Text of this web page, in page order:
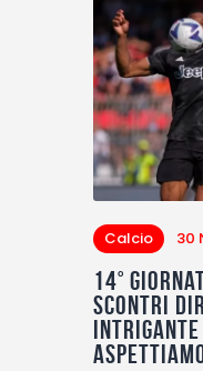
Calcio 30
14°
scontri